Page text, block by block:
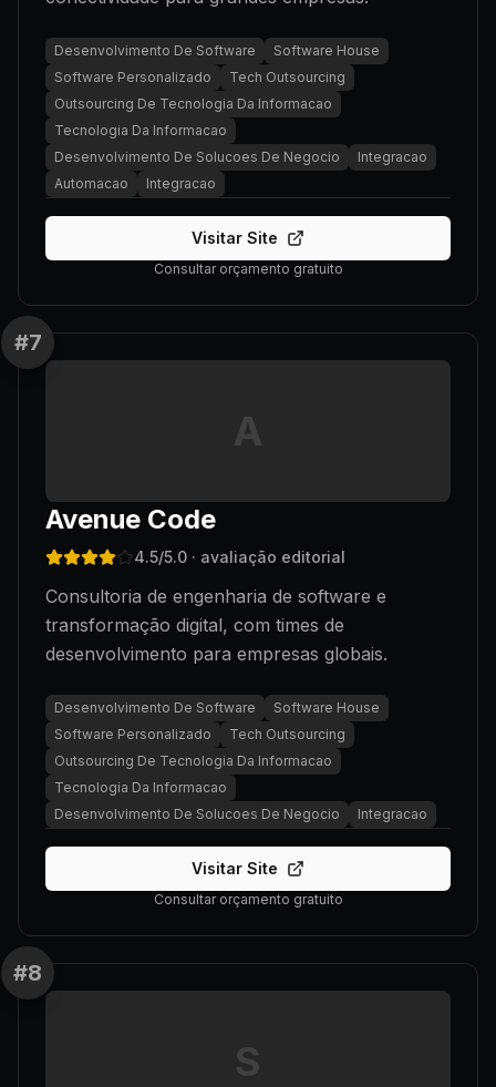
Desenvolvimento De Software
Software House
Software Personalizado
Tech Outsourcing
Outsourcing De Tecnologia Da Informacao
Tecnologia Da Informacao
Desenvolvimento De Solucoes De Negocio
Integracao
Automacao
Integracao
Visitar Site
Consultar orçamento gratuito
#7
A
Avenue Code
4.5/5.0 · avaliação editorial
Consultoria de engenharia de software e
transformação digital, com times de
desenvolvimento para empresas globais.
Desenvolvimento De Software
Software House
Software Personalizado
Tech Outsourcing
Outsourcing De Tecnologia Da Informacao
Tecnologia Da Informacao
Desenvolvimento De Solucoes De Negocio
Integracao
Visitar Site
Consultar orçamento gratuito
#8
S